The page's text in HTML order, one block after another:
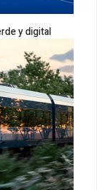
y digital